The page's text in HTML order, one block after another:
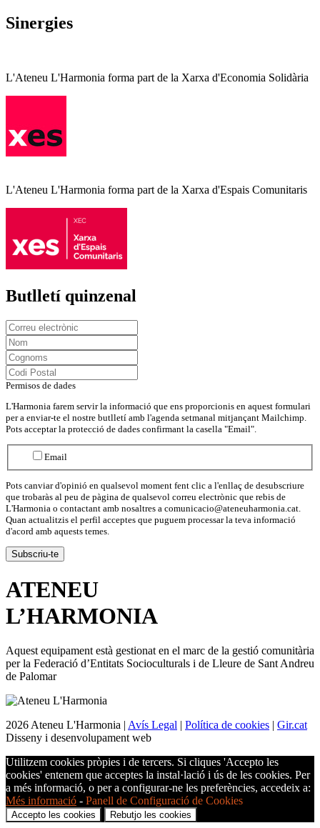
Sinergies
L'Ateneu L'Harmonia forma part de la Xarxa d'Economia Solidària
L'Ateneu L'Harmonia forma part de la Xarxa d'Espais Comunitaris
Butlletí quinzenal
Permisos de dades
L'Harmonia farem servir la informació que ens proporcionis en aquest formulari
per a enviar-te el nostre butlletí amb l'agenda setmanal mitjançant Mailchimp.
Pots acceptar la protecció de dades confirmant la casella "Email".
Email
Pots canviar d'opinió en qualsevol moment fent clic a l'enllaç de desubscriure
que trobaràs al peu de pàgina de qualsevol correu electrònic que rebis de
L'Harmonia o contactant amb nosaltres a comunicacio@ateneuharmonia.cat.
Quan actualitzis el perfil acceptes que puguem processar la teva informació
d'acord amb aquests temes.
ATENEU
L’HARMONIA
Aquest equipament està gestionat en el marc de la gestió comunitària
per la Federació d’Entitats Socioculturals i de Lleure de Sant Andreu
de Palomar
2026 Ateneu L'Harmonia | Avís Legal Política de cookies
Gir.cat
Disseny i desenvolupament web
Utilitzem cookies pròpies i de tercers. Si cliques 'Accepto les
cookies' entenem que acceptes la instal·lació i ús de les cookies. Per
a més informació, o per a configurar-ne les preferències, accedeix a:
Més informació - Panell de Configuració de Cookies
Accepto les cookies Rebutjo les cookies